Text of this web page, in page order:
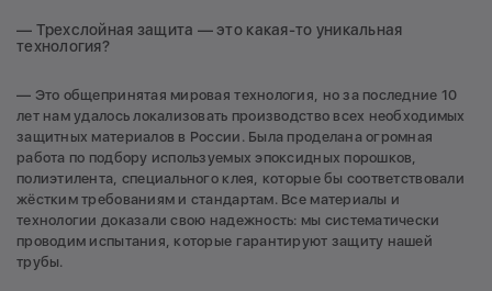
— Трехслойная защита — это какая-то уникальная
технология?
— Это общепринятая мировая технология, но за последние 10
лет нам удалось локализовать производство всех необходимых
защитных материалов в России. Была проделана огромная
работа по подбору используемых эпоксидных порошков,
полиэтилента, специального клея, которые бы соответствовали
жёстким требованиям и стандартам. Все материалы и
технологии доказали свою надежность: мы систематически
проводим испытания, которые гарантируют защиту нашей
трубы.